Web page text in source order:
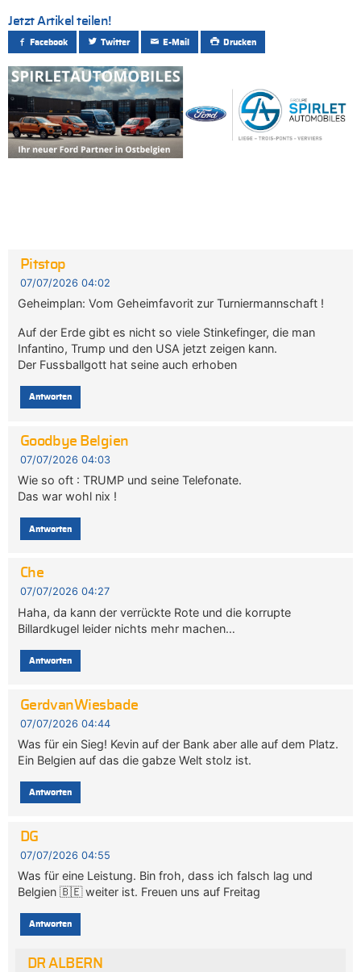
Jetzt Artikel teilen!
Facebook Twitter E-Mail Drucken
Pitstop
07/07/2026 04:02
Geheimplan: Vom Geheimfavorit zur Turniermannschaft !
Auf der Erde gibt es nicht so viele Stinkefinger, die man
Infantino, Trump und den USA jetzt zeigen kann.
Der Fussballgott hat seine auch erhoben
Antworten
Goodbye Belgien
07/07/2026 04:03
Wie so oft : TRUMP und seine Telefonate.
Das war wohl nix !
Antworten
Che
07/07/2026 04:27
Haha, da kann der verrückte Rote und die korrupte
Billardkugel leider nichts mehr machen…
Antworten
GerdvanWiesbade
07/07/2026 04:44
Was für ein Sieg! Kevin auf der Bank aber alle auf dem Platz.
Ein Belgien auf das die gabze Welt stolz ist.
Antworten
DG
07/07/2026 04:55
Was für eine Leistung. Bin froh, dass ich falsch lag und
Belgien 🇧🇪 weiter ist. Freuen uns auf Freitag
Antworten
DR ALBERN